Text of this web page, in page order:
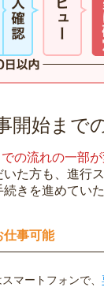
開始まで
の流れの一部が
た方も、進行
きを進めてい
仕事可能
マートフォンで、